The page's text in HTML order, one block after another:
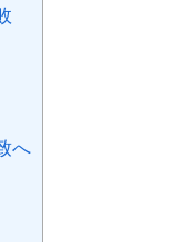
へ